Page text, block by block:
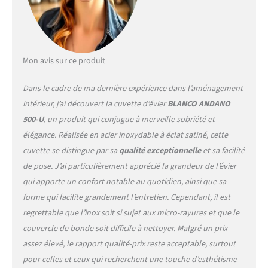
mm / Largeur minimale du
sous-meuble : 60 cm – vous
obtiendrez des informations
livraison : cuvette en acier
inoxydable, bonde à panier
InFino de 9 cm (3 ½''),
écoulement et trop-plein
avec tuyau compact, kit de
fixation (jointoyage
incombant au client) – Sans
commande de vidage
automatique
Mon avis sur ce produit
Dans le cadre de ma dernière expérience dans l’aménagement
intérieur, j’ai découvert la cuvette d’évierBLANCO ANDANO
500-U, un produit qui conjugue à merveille sobriété et
élégance. Réalisée en acier inoxydable à éclat satiné, cette
cuvette se distingue par saqualité exceptionnelleet sa facilité
de pose. J’ai particulièrement apprécié la grandeur de l’évier
qui apporte un confort notable au quotidien, ainsi que sa
forme qui facilite grandement l’entretien. Cependant, il est
regrettable que l’inox soit si sujet aux micro-rayures et que le
couvercle de bonde soit difficile à nettoyer. Malgré un prix
assez élevé, le rapport qualité-prix reste acceptable, surtout
pour celles et ceux qui recherchent une touche d’esthétisme